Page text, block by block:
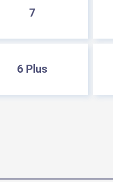
7
6 Plus